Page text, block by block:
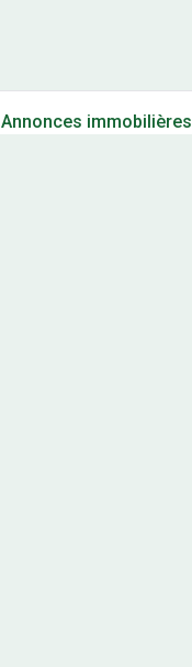
Annonces immobilières